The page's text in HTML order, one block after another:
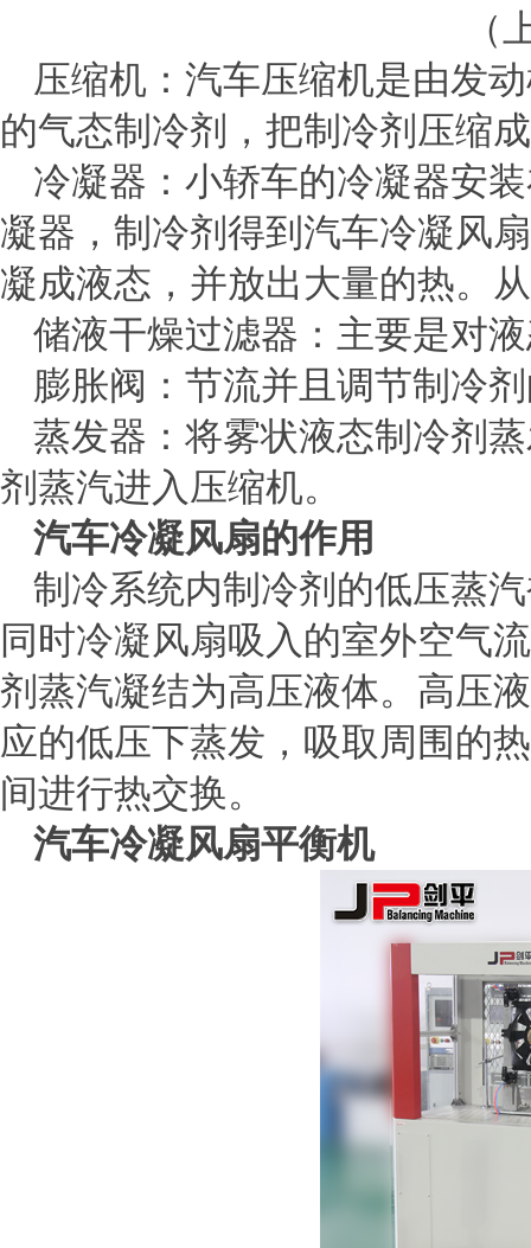
（
压缩机：汽车压缩机是由发
的气态制冷剂，把制冷剂压缩
冷凝器：小轿车的冷凝器安
凝器，制冷剂得到汽车冷凝风
凝成液态，并放出大量的热。
储液干燥过滤器：主要是对
膨胀阀：节流并且调节制冷
蒸发器：将雾状液态制冷剂
剂蒸汽进入压缩机。
汽车冷凝风扇的作用
制冷系统内制冷剂的低压蒸
同时冷凝风扇吸入的室外空气
剂蒸汽凝结为高压液体。高压
应的低压下蒸发，吸取周围的
间进行热交换。
汽车冷凝风扇平衡机